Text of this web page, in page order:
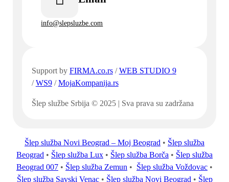
info@slepsluzbe.com
Šlep službe Srbija © 2025 | Sva prava su zadržana
Support by FIRMA.co.rs/WEB STUDIO 9
/WS9/MojaKompanija.rs
Šlep služba Novi Beograd – Moj Beograd • Šlep služba
Beograd • Šlep služba Lux • Šlep služba Borča • Šlep služba
Beograd 007 • Šlep služba Zemun • Šlep služba Voždovac •
Šlep služba Savski Venac• Šlep služba Novi Beograd • Šlep